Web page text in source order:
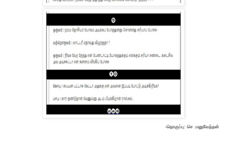
-தொகுப்பு: செ .மனுவேந்தன்